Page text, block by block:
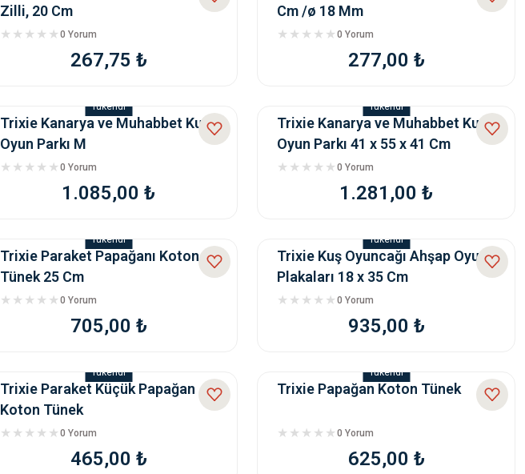
Zilli, 20 Cm
0 Yorum
267,75 ₺
Cm /ø 18 Mm
0 Yorum
277,00 ₺
Tükendi
Trixie Kanarya ve Muhabbet Kuşu
Oyun Parkı M
0 Yorum
1.085,00 ₺
Tükendi
Trixie Kanarya ve Muhabbet Kuşu
Oyun Parkı 41 x 55 x 41 Cm
0 Yorum
1.281,00 ₺
Tükendi
Trixie Paraket Papağanı Koton
Tünek 25 Cm
0 Yorum
705,00 ₺
Tükendi
Trixie Kuş Oyuncağı Ahşap Oyun
Plakaları 18 x 35 Cm
0 Yorum
935,00 ₺
Tükendi
Trixie Paraket Küçük Papağan
Koton Tünek
0 Yorum
465,00 ₺
Tükendi
Trixie Papağan Koton Tünek
0 Yorum
625,00 ₺